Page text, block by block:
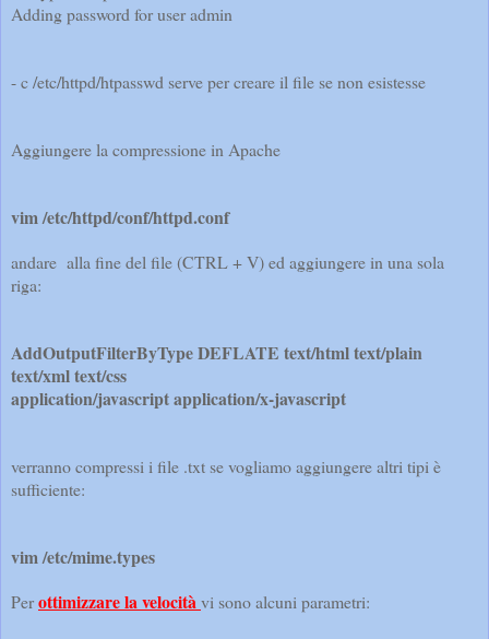
Adding password for user admin
- c /etc/httpd/htpasswd serve per creare il file se non esistesse
Aggiungere la compressione in Apache
vim /etc/httpd/conf/httpd.conf
andare alla fine del file (CTRL + V) ed aggiungere in una sola
riga:
AddOutputFilterByType DEFLATE text/html text/plain
text/xml text/css
application/javascript application/x-javascript
verranno compressi i file .txt se vogliamo aggiungere altri tipi è
sufficiente:
vim /etc/mime.types
Perottimizzare la velocitàvi sono alcuni parametri: